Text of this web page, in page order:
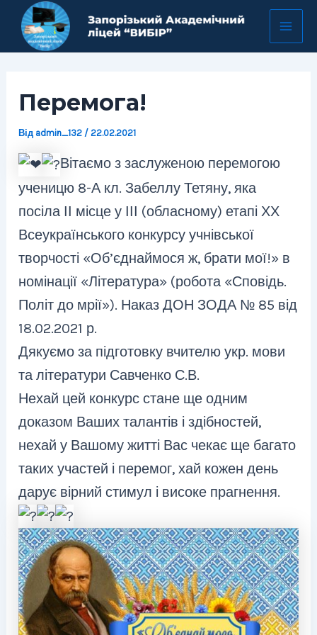
Перейти
вмісту
Перемога!
Від admin_132 /22.02.2021
Вітаємо з заслуженою перемогою
ученицю 8-А кл. Забеллу Тетяну, яка
посіла ІІ місце у ІІІ (обласному) етапі ХХ
Всеукраїнського конкурсу учнівської
творчості «Об’єднаймося ж, брати мої!» в
номінації «Література» (робота «Сповідь.
Політ до мрії»). Наказ ДОН ЗОДА № 85 від
18.02.2021 р.
Дякуємо за підготовку вчителю укр. мови
та літератури Савченко С.В.
Нехай цей конкурс стане ще одним
доказом Ваших талантів і здібностей,
нехай у Вашому житті Вас чекає ще багато
таких участей і перемог, хай кожен день
дарує вірний стимул і високе прагнення.
Навігація
запису